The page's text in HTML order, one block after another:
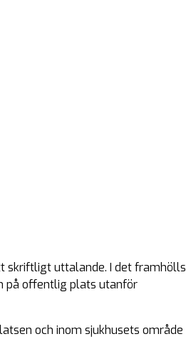
skriftligt uttalande. I det framhölls
på offentlig plats utanför
och inom sjukhusets område